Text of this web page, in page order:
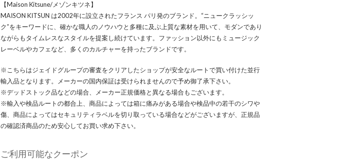
【Maison Kitsune/メゾンキツネ】
MAISON KITSUN は2002年に設立されたフランス パリ発のブランド。“ニュークラッシッ
ク”をキーワードに、確かな職人のノウハウと多種に及ぶ上質な素材を用いて、モダンであり
ながらもタイムレスなスタイルを提案し続けています。ファッション以外にもミュージック
レーベルやカフェなど、多くのカルチャーを持ったブランドです。
※こちらはジェイドグループの審査をクリアしたショップが安全なルートで買い付けた並行
輸入品となります。メーカーの国内保証は受けられませんので予め御了承下さい。
※デッドストック品などの場合、メーカー正規価格と異なる場合もございます。
※輸入や検品ルートの都合上、商品によっては箱に痛みがある場合や検品中の若干のシワや
傷、商品によってはセキュリティラベルを切り取っている場合などがございますが、正規品
の確認済商品のため安心してお買い求め下さい。
ご利用可能なクーポン